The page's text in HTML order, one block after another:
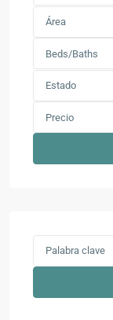
Área
Beds/Baths
Estado
Precio